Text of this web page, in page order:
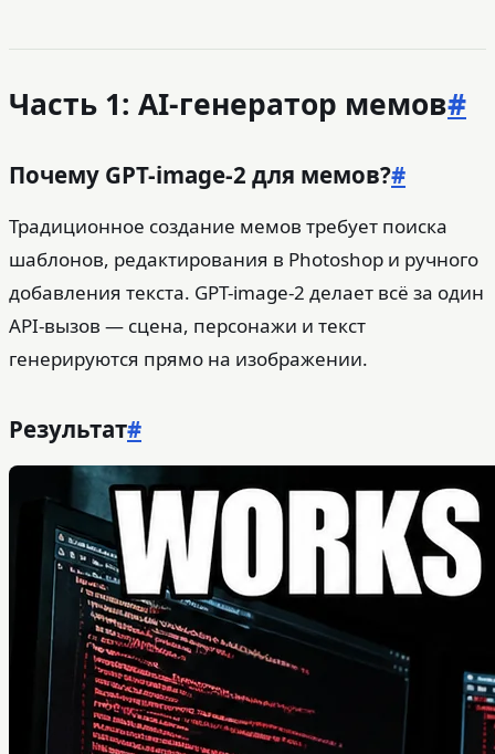
Часть 1: AI-генератор мемов#
Почему GPT-image-2 для мемов?#
Традиционное создание мемов требует поиска
шаблонов, редактирования в Photoshop и ручного
добавления текста. GPT-image-2 делает всё за один
API-вызов — сцена, персонажи и текст
генерируются прямо на изображении.
Результат#